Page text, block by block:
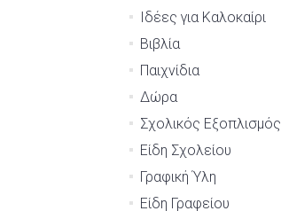
Ιδέες για Καλοκαίρι
Βιβλία
Παιχνίδια
Δώρα
Σχολικός Εξοπλισμός
Είδη Σχολείου
Γραφική Ύλη
Είδη Γραφείου